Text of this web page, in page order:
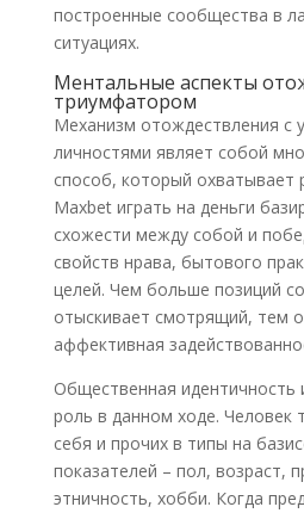
построенные сообщества в
ситуациях.
Ментальные аспекты
триумфатором
Механизм отождествления с
личностями являет собой
способ, который охватывает
Maxbet играть на деньги
схожести между собой и
свойств нрава, бытового
целей. Чем больше позиций
отыскивает смотрящий, тем
аффективная
Общественная идентичность
роль в данном ходе. Человек
себя и прочих в типы на
показателей – пол, возраст,
этничность, хобби. Когда